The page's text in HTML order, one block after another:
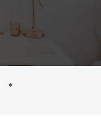
TIN TỨC